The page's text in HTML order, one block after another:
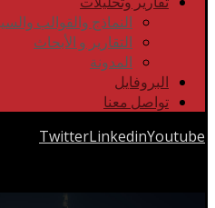
النماذج والقوالب
التقارير و الأبحاث
المدونة
البروفايل
تواصل معنا
TwitterLinkedinYoutube